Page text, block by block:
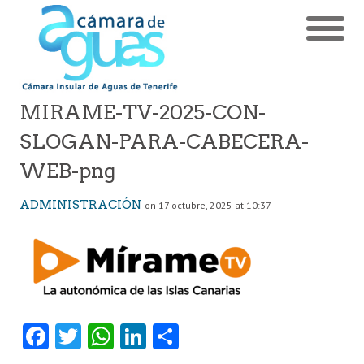
MIRAME-TV-2025-CON-
SLOGAN-PARA-CABECERA-
WEB-png
ADMINISTRACIÓN on 17 octubre, 2025 at 10:37
Fa T W Li